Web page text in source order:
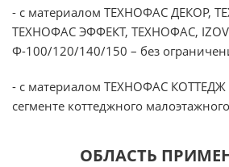
- с материалом ТЕХНОФАС ДЕКОР,
ТЕХНОФАС ЭФФЕКТ, ТЕХНОФАС,
Ф-100/120/140/150 – без
- с материалом ТЕХНОФАС КОТТЕДЖ
сегменте коттеджного
ОБЛАСТЬ